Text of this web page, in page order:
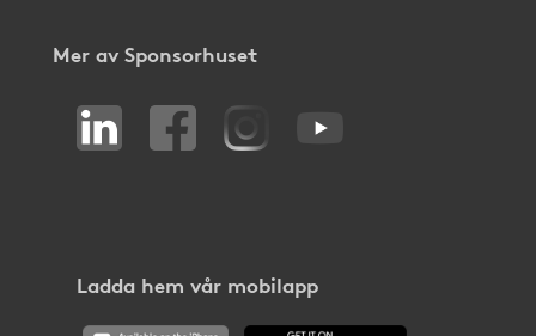
Mer av Sponsorhuset
Ladda hem vår mobilapp